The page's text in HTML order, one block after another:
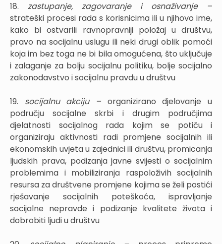
18. zastupanje, zagovaranje i osnaživanje –
strateški procesi rada s korisnicima ili u njihovo ime,
kako bi ostvarili ravnopravniji položaj u društvu,
pravo na socijalnu uslugu ili neki drugi oblik pomoći
koja im bez toga ne bi bila omogućena, što uključuje
i zalaganje za bolju socijalnu politiku, bolje socijalno
zakonodavstvo i socijalnu pravdu u društvu
19. socijalnu akciju – organizirano djelovanje u
području socijalne skrbi i drugim područjima
djelatnosti socijalnog rada kojim se potiču i
organiziraju aktivnosti radi promjene socijalnih ili
ekonomskih uvjeta u zajednici ili društvu, promicanja
ljudskih prava, podizanja javne svijesti o socijalnim
problemima i mobiliziranja raspoloživih socijalnih
resursa za društvene promjene kojima se želi postići
rješavanje socijalnih poteškoća, ispravljanje
socijalne nepravde i podizanje kvalitete života i
dobrobiti ljudi u društvu